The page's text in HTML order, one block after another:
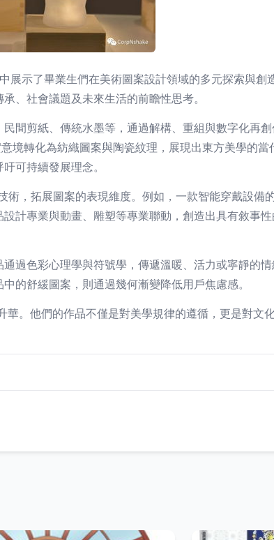
展示了畢業生們在美術圖案設計領域的多元探索與
、社會議題及未來生活的前瞻性思考。
間剪紙、傳統水墨等，通過解構、重組與數字化再
境轉化為紡織圖案與陶瓷紋理，展現出東方美學的
可持續發展理念。
，拓展圖案的表現維度。例如，一款智能穿戴設備
計專業與動畫、雕塑等專業聯動，創造出具有敘事
過色彩心理學與符號學，傳遞溫暖、活力或寧靜的
的舒緩圖案，則通過幾何漸變降低用戶焦慮感。
。他們的作品不僅是對美學規律的遵循，更是對文